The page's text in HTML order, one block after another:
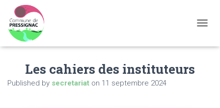
Les cahiers des instituteurs
Published by secretariat on 11 septembre 2024